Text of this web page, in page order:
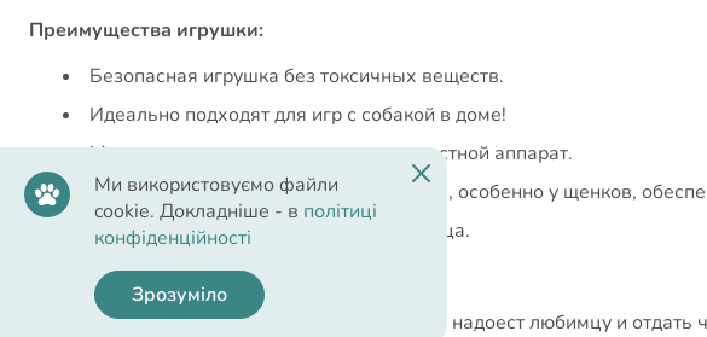
Преимущества игрушки:
Безопасная игрушка без токсичных веществ.
Идеально подходят для игр с собакой в ​​доме!
Массажирует десна и развивает челюстной аппарат.
Избавляет зубы и десна собаки от зуда, особенно у щенков,
Не травмирует ротовую полость питомца.
Рекомендации к использованию:
Вы можете спрятать игрушку, если она надоест любимцу и отдать
Ми використовуємо файли
cookie. Докладніше - в політиці
конфіденційності
Зрозуміло